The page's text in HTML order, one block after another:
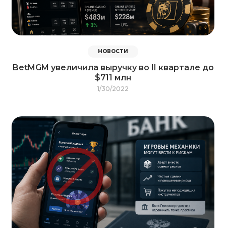
НОВОСТИ
BetMGM увеличила выручку во II квартале до
$711 млн
1/30/2022